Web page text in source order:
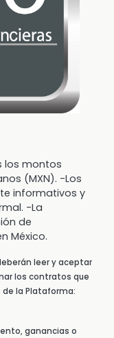
los montos
(MXN). -Los
informativos y
-La
de
México.
deberán leer y aceptar
los contratos que
de la Plataforma:
ganancias o